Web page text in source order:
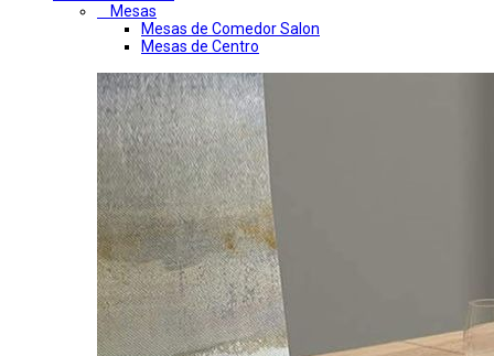
Mesas
Mesas de Comedor Salon
Mesas de Centro